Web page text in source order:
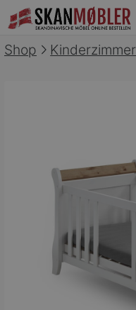
Shop Kinderzimmer